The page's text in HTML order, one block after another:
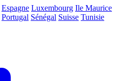
Espagne Luxembourg Ile Maurice
Portugal Sénégal Suisse Tunisie